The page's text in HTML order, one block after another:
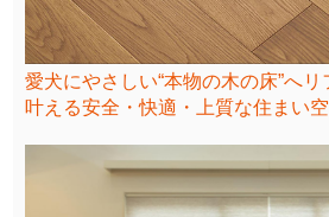
愛犬にやさしい“本物の木の床”へ
叶える安全・快適・上質な住まい